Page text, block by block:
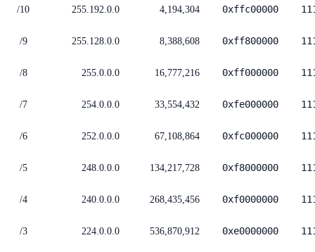
/10 255.192.0.0 4,194,304 0xffc00000
/9 255.128.0.0 8,388,608 0xff800000
/8 255.0.0.0 16,777,216 0xff000000
/7 254.0.0.0 33,554,432 0xfe000000
/6 252.0.0.0 67,108,864 0xfc000000
/5 248.0.0.0 134,217,728 0xf8000000
/4 240.0.0.0 268,435,456 0xf0000000
/3 224.0.0.0 536,870,912 0xe0000000